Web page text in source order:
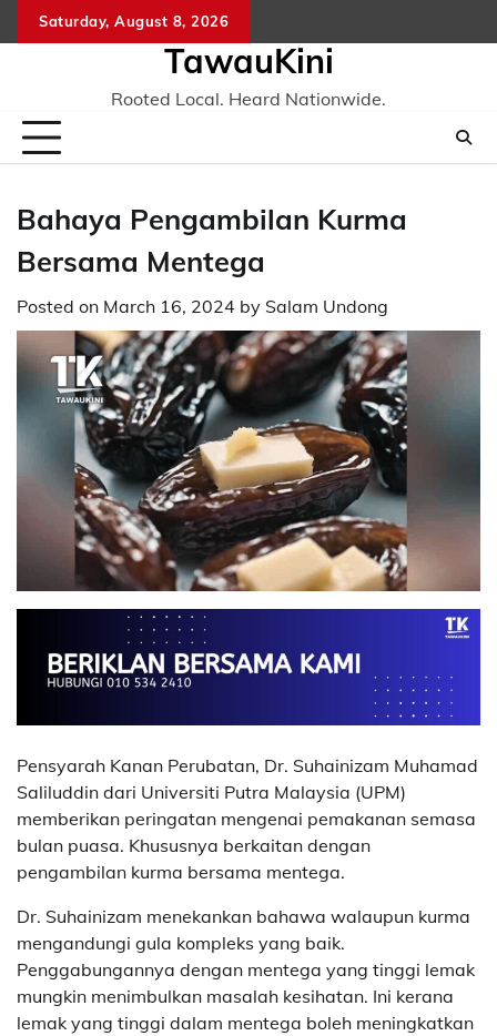
to
Saturday, August 8, 2026
TawauKini
Rooted Local. Heard Nationwide.
Bahaya Pengambilan Kurma
Bersama Mentega
Posted on March 16, 2024 by Salam Undong
Pensyarah Kanan Perubatan, Dr. Suhainizam Muhamad
Saliluddin dari Universiti Putra Malaysia (UPM)
memberikan peringatan mengenai pemakanan semasa
bulan puasa. Khususnya berkaitan dengan
pengambilan kurma bersama mentega.
Dr. Suhainizam menekankan bahawa walaupun kurma
mengandungi gula kompleks yang baik.
Penggabungannya dengan mentega yang tinggi lemak
mungkin menimbulkan masalah kesihatan. Ini kerana
lemak yang tinggi dalam mentega boleh meningkatkan